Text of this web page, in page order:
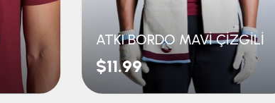
ATKI BORDO MAVİ ÇİZGİLİ
$11.99